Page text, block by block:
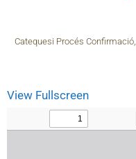
Catequesi Procés Confirmació,
View Fullscreen